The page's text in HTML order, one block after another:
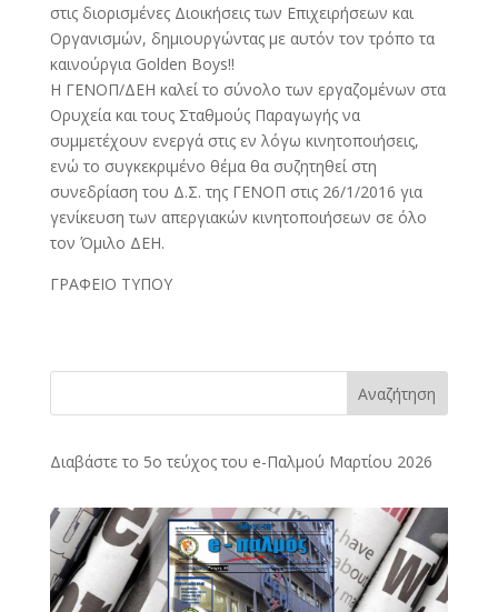
στις διορισμένες Διοικήσεις των Επιχειρήσεων και
Οργανισμών, δημιουργώντας με αυτόν τον τρόπο τα
καινούργια Golden Boys!!
Η ΓΕΝΟΠ/ΔΕΗ καλεί το σύνολο των εργαζομένων στα
Ορυχεία και τους Σταθμούς Παραγωγής να
συμμετέχουν ενεργά στις εν λόγω κινητοποιήσεις,
ενώ το συγκεκριμένο θέμα θα συζητηθεί στη
συνεδρίαση του Δ.Σ. της ΓΕΝΟΠ στις 26/1/2016 για
γενίκευση των απεργιακών κινητοποιήσεων σε όλο
τον Όμιλο ΔΕΗ.
ΓΡΑΦΕΙΟ ΤΥΠΟΥ
Αναζήτηση
Διαβάστε το 5ο τεύχος του e-Παλμού Μαρτίου 2026